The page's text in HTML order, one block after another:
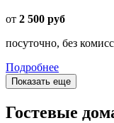
от 2 500 руб
посуточно, без
Подробнее
Показать еще
Гостевые